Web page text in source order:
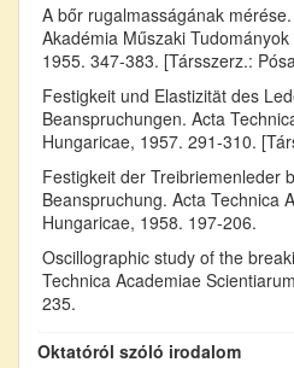
A bőr rugalmasságának
Akadémia Műszaki
1955. 347-383. [Társszerz.:
Festigkeit und Elastizität des
Beanspruchungen. Acta
Hungaricae, 1957. 291-310.
Festigkeit der Treibriemenleder
Beanspruchung. Acta Technica
Hungaricae, 1958. 197-206.
Oscillographic study of the
Technica Academiae
235.
Oktatóról szóló irodalom